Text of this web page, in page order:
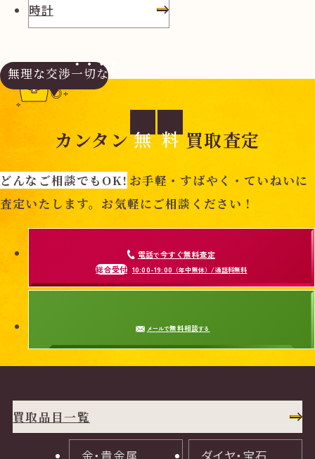
時計
無理な交渉一切なし
カンタン 無 料 買取査定
どんなご相談でもOK! お手軽・すばやく・ていねいに
査定いたします。お気軽にご相談ください！
電話で今すぐ無料査定
総合受付 10:00-19:00 （年中無休）/通話料無料
メールで無料相談する
買取品目一覧
金・貴金属 ダイヤ・宝石